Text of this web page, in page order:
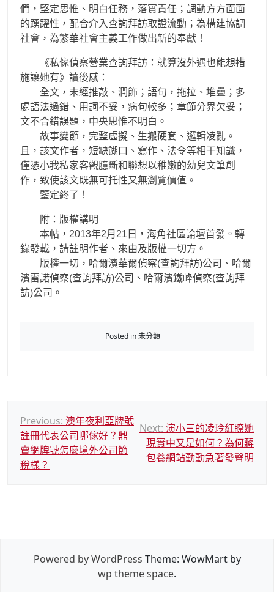
們，堅定思惟、明白任務，落實責任；調動方方面面
的踴躍性，配合介入查詢拜訪取證流動；為構建協調
社會，為繁華社會主義工作做出新的奉獻！
《私傢偵察營業查詢拜訪：就算沒外遇也能想措
施讓她有》讀後感：
全文，未經推敲、潤飾；語句，拖拉、堆疊；多
處語法過錯、用詞不妥，病句較多；章節分界欠妥；
文不合錯誤題，中央思惟不明白。
故事變節，完整虛擬、生搬硬套、邏輯凌亂。
且，該文作者，短缺餬口、寫作、法令等相干知識，
僅憑小我私家客觀臆斷和聯想以稚嫩的幼兒文筆創
作，致使該文既無可托性又無瀏覽價值。
鑒定終了！
附：版權講明
本帖，2013年2月21日，海角社區論壇首發。轉
錄發載，請註明作者、來由及版權一切方。
版權一切，哈爾濱華爾偵察(查詢拜訪)公司、哈爾
濱雷諾偵察(查詢拜訪)公司、哈爾濱鐵峰偵察(查詢拜
訪)公司。
Posted in 未分類
文
章
導
Previous: 澳年夜利亞牌號
註冊代表公司哪傢好？鼎
賣網牌號怎麼境外公司節
稅樣？
Next: 演小三的凌玲紅瞭她
現實中又是如何？為何蔣
包養網站勤勤急著發聲明
Powered by WordPress Theme: WowMart by
wp theme space.